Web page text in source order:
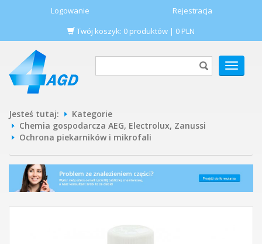
Logowanie
Rejestracja
Twój koszyk: 0 produktów | 0 PLN
POKAŻ
MENU
Jesteś tutaj:
Kategorie
Chemia gospodarcza AEG, Electrolux, Zanussi
Ochrona piekarników i mikrofali